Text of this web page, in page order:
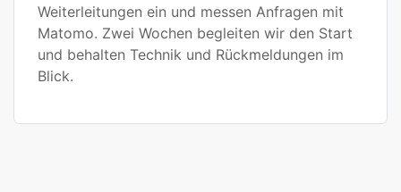
Weiterleitungen ein und messen Anfragen mit
Matomo. Zwei Wochen begleiten wir den Start
und behalten Technik und Rückmeldungen im
Blick.